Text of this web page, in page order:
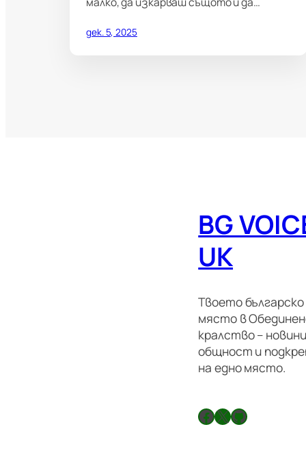
дек. 5, 2025
BG
UK
Твоето българско
място в
кралство –
общност и
на едно място.
Facebook X GitHub